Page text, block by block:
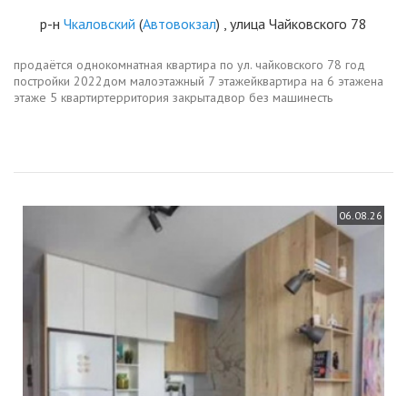
р-н Чкаловский (Автовокзал) , улица Чайковского 78
продаётся однокомнатная квартира по ул. чайковского 78 год
постройки 2022дом малоэтажный 7 этажейквартира на 6 этажена
этаже 5 квартиртерритория закрытадвор без машинесть
06.08.26